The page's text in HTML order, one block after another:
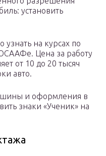
установить
узнать на курсах по
Цена за работу
от 10 до 20 тысяч
авто.
и оформления в
знаки «Ученик» на